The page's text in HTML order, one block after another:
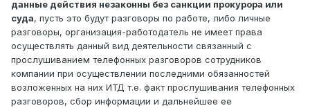
данные действия незаконны без санкции прокурора или
суда, пусть это будут разговоры по работе, либо личные
разговоры, организация-работодатель не имеет права
осуществлять данный вид деятельности связанный с
прослушиванием телефонных разговоров сотрудников
компании при осуществлении последними обязанностей
возложенных на них ИТД т.е. факт прослушивания телефонных
разговоров, сбор информации и дальнейшее ее